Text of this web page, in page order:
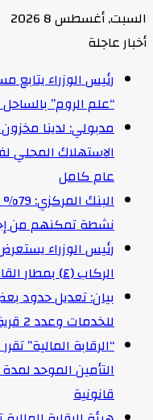
السبت, أغسطس 8 2026
أخبار عاجلة
رئيس الوزراء
“علم الروم”
مدبولي: لدينا
الاستهلاك المحلي
عام كامل
نشطة تمكنهم من
رئيس الوزراء
الركاب (٤) بمطار القاهرة الدولي
بيان: تعديل حدود
للخدمات وعدد 2 قرية بالظهير الصحراوي
“الرقابة المالية”
قانونية